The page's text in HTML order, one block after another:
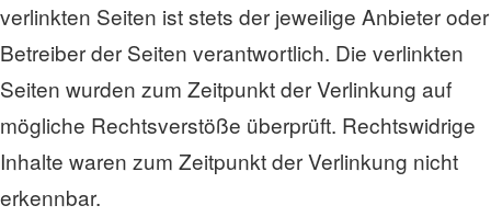
verlinkten Seiten ist stets der jeweilige Anbieter oder
Betreiber der Seiten verantwortlich. Die verlinkten
Seiten wurden zum Zeitpunkt der Verlinkung auf
mögliche Rechtsverstöße überprüft. Rechtswidrige
Inhalte waren zum Zeitpunkt der Verlinkung nicht
erkennbar.